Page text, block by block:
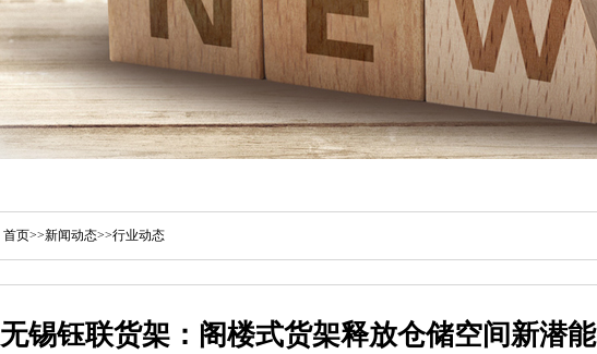
首页>>新闻动态>>行业动态
​无锡钰联货架：阁楼式货架释放仓储空间新潜能